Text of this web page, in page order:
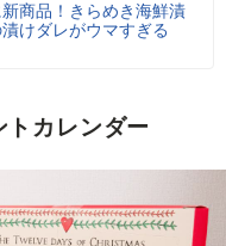
商品！きらめき海鮮漬
けダレがウマすぎる
カレンダー